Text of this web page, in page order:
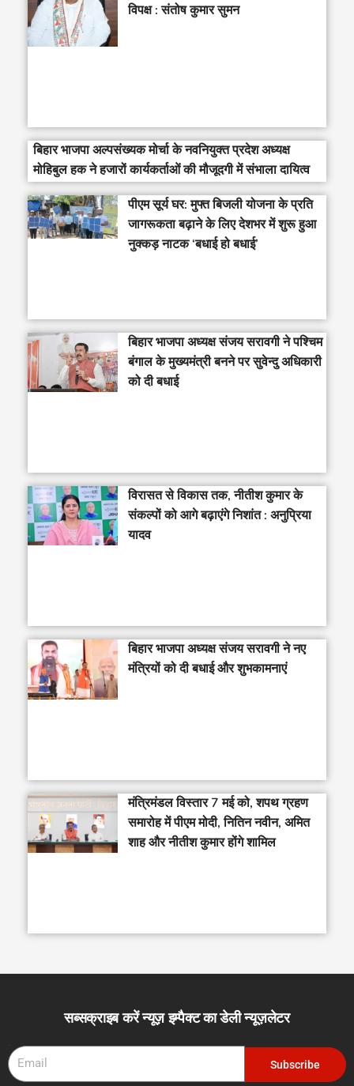
विपक्ष : संतोष कुमार सुमन
बिहार भाजपा अल्पसंख्यक मोर्चा के नवनियुक्त प्रदेश अध्यक्ष
मोहिबुल हक ने हजारों कार्यकर्ताओं की मौजूदगी में संभाला दायित्व
पीएम सूर्य घर: मुफ्त बिजली योजना के प्रति
जागरूकता बढ़ाने के लिए देशभर में शुरू हुआ
नुक्कड़ नाटक ‘बधाई हो बधाई’
‎बिहार भाजपा अध्यक्ष संजय सरावगी ने पश्चिम
बंगाल के मुख्यमंत्री बनने पर सुवेन्दु अधिकारी
को दी बधाई
विरासत से विकास तक, नीतीश कुमार के
संकल्पों को आगे बढ़ाएंगे निशांत : अनुप्रिया
यादव
बिहार भाजपा अध्यक्ष संजय सरावगी ने नए
मंत्रियों को दी बधाई और शुभकामनाएं
मंत्रिमंडल विस्तार 7 मई को, शपथ ग्रहण
समारोह में पीएम मोदी, नितिन नवीन, अमित
शाह और नीतीश कुमार होंगे शामिल
सब्सक्राइब करें न्यूज़ इम्पैक्ट का डेली न्यूज़लेटर
Subscribe